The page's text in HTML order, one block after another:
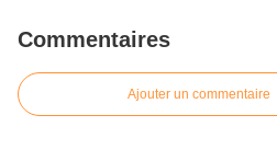
Commentaires
Ajouter un commentaire